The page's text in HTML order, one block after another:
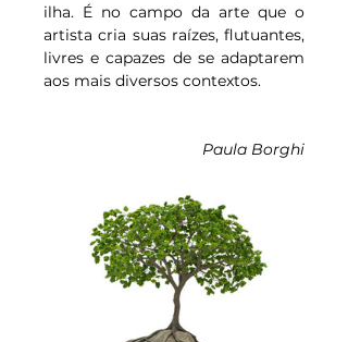
ilha. É no campo da arte que o
artista cria suas raízes, flutuantes,
livres e capazes de se adaptarem
aos mais diversos contextos.
Paula Borghi